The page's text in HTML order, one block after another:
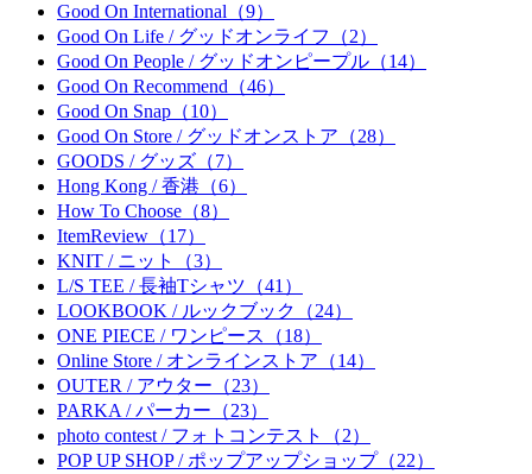
Good On International（9）
Good On Life / グッドオンライフ（2）
Good On People / グッドオンピープル（14）
Good On Recommend（46）
Good On Snap（10）
Good On Store / グッドオンストア（28）
GOODS / グッズ（7）
Hong Kong / 香港（6）
How To Choose（8）
ItemReview（17）
KNIT / ニット（3）
L/S TEE / 長袖Tシャツ（41）
LOOKBOOK / ルックブック（24）
ONE PIECE / ワンピース（18）
Online Store / オンラインストア（14）
OUTER / アウター（23）
PARKA / パーカー（23）
photo contest / フォトコンテスト（2）
POP UP SHOP / ポップアップショップ（22）